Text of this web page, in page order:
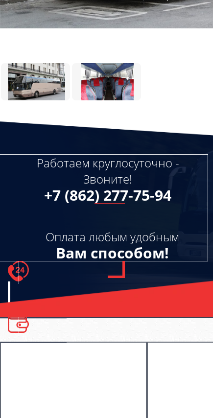
Работаем круглосуточно -
Звоните!
+7 (862) 277-75-94
Оплата любым удобным
Вам способом!